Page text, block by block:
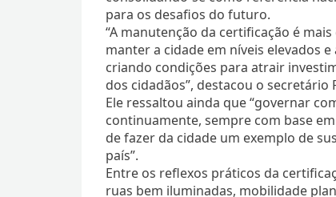
para os desafios do futuro.
“A manutenção da certificação é
manter a cidade em níveis elevados
criando condições para atrair
dos cidadãos”, destacou o secretário
Ele ressaltou ainda que “governar
continuamente, sempre com base
de fazer da cidade um exemplo de
país”.
Entre os reflexos práticos da
ruas bem iluminadas, mobilidade